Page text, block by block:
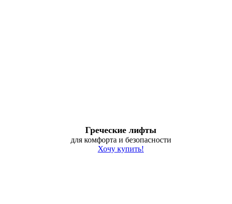
Греческие лифты
для комфорта и безопасности
Хочу купить!